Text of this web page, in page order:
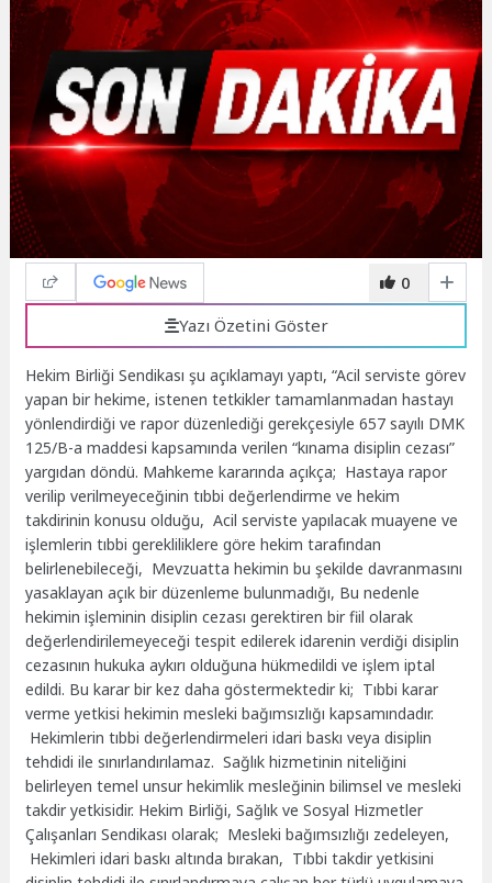
0
Yazı Özetini Göster
Hekim Birliği Sendikası şu açıklamayı yaptı, “Acil serviste görev
yapan bir hekime, istenen tetkikler tamamlanmadan hastayı
yönlendirdiği ve rapor düzenlediği gerekçesiyle 657 sayılı DMK
125/B-a maddesi kapsamında verilen “kınama disiplin cezası”
yargıdan döndü. Mahkeme kararında açıkça; Hastaya rapor
verilip verilmeyeceğinin tıbbi değerlendirme ve hekim
takdirinin konusu olduğu, Acil serviste yapılacak muayene ve
işlemlerin tıbbi gerekliliklere göre hekim tarafından
belirlenebileceği, Mevzuatta hekimin bu şekilde davranmasını
yasaklayan açık bir düzenleme bulunmadığı, Bu nedenle
hekimin işleminin disiplin cezası gerektiren bir fiil olarak
değerlendirilemeyeceği tespit edilerek idarenin verdiği disiplin
cezasının hukuka aykırı olduğuna hükmedildi ve işlem iptal
edildi. Bu karar bir kez daha göstermektedir ki; Tıbbi karar
verme yetkisi hekimin mesleki bağımsızlığı kapsamındadır.
Hekimlerin tıbbi değerlendirmeleri idari baskı veya disiplin
tehdidi ile sınırlandırılamaz. Sağlık hizmetinin niteliğini
belirleyen temel unsur hekimlik mesleğinin bilimsel ve mesleki
takdir yetkisidir. Hekim Birliği, Sağlık ve Sosyal Hizmetler
Çalışanları Sendikası olarak; Mesleki bağımsızlığı zedeleyen,
Hekimleri idari baskı altında bırakan, Tıbbi takdir yetkisini